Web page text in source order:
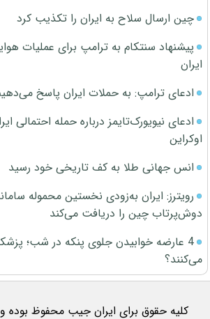
چین ارسال سلاح به ایران را تکذیب کرد
پیشنهاد سنتکام به ترامپ برای عملیات
ایران
ادعای ترامپ: به حملات ایران پاسخ
ادعای نیویورک‌تایمز درباره حمله احتمالی
اوکراین
انس جهانی طلا به کف تاریخی خود رسید
رویترز: ایران به‌زودی نخستین محموله
دوش‌پرتاب چین را دریافت می‌کند
4 عارضه خوابیدن جلوی پنکه در شب؛
می‌کنند؟
کلیه حقوق برای ایران جیب محفوظ بوده و